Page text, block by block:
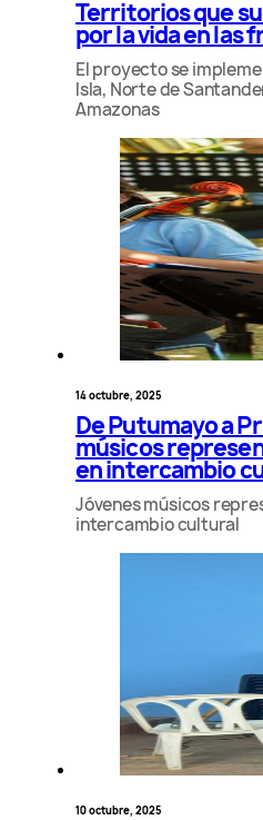
Territorios que
por la vida en las
El proyecto se
Isla, Norte de
Amazonas
14 octubre, 2025
De Putumayo a
músicos
en intercambio
Jóvenes músicos
intercambio cultural
10 octubre, 2025